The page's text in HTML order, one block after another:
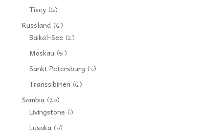
Tisey(6)
Russland(16)
Baikal-See (2)
Moskau(5)
Sankt Petersburg (3)
Transsibirien (6)
Sambia(23)
Livingstone (1)
Lusaka(3)